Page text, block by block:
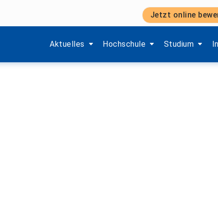
Jetzt online
Aktuelles
Zeige Menü-Unterpunkte von 'Aktuelles'.
Hochschule
Zeige Menü-Unterpunkte von
Studium
Zeige Menü-
einer Bewerbung